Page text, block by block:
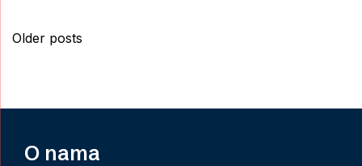
Posts
Older posts
O nama